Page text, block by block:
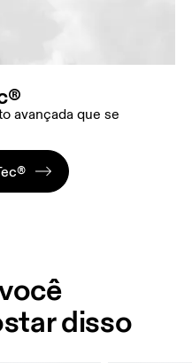
avançada que se
disso